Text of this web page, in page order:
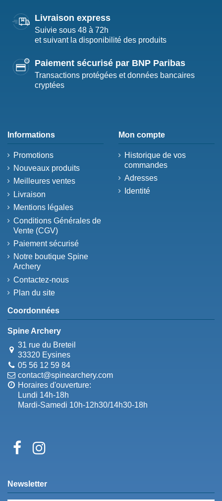
Livraison express
Suivie sous 48 à 72h
et suivant la disponibilité des produits
Paiement sécurisé par BNP Paribas
Transactions protégées et données bancaires
cryptées
Informations
Promotions
Nouveaux produits
Meilleures ventes
Livraison
Mentions légales
Conditions Générales de
Vente (CGV)
Paiement sécurisé
Notre boutique Spine
Archery
Contactez-nous
Plan du site
Mon compte
Historique de vos
commandes
Adresses
Identité
Coordonnées
Spine Archery
31 rue du Breteil
33320 Eysines
05 56 12 59 84
contact@spinearchery.com
Horaires d'ouverture:
Lundi 14h-18h
Mardi-Samedi 10h-12h30/14h30-18h
Newsletter